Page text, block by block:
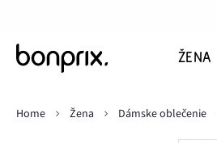
ŽENA
Home Žena Dámske oblečenie